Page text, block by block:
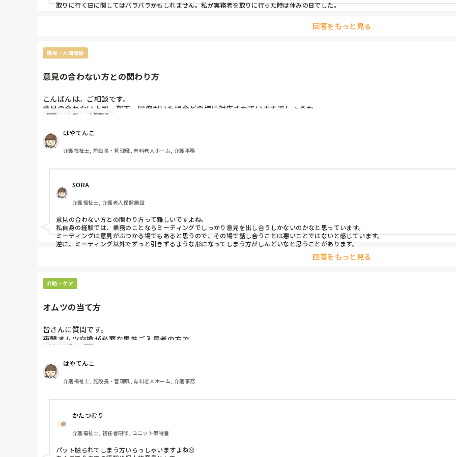
取りに行く日に関してはバラバラかもしれません。私が実務者を取りに行った時は休みの日でした。
回答をもっと見る
職場・人間関係
意見の合わない方との関わり方
こんばんは。ご相談です。
意見の合わない上司、部下、同僚がいた場合どの様に対応されていますでしょうか。
同僚 上司 人間関係
はやてんこ
介護福祉士, 施設長・管理職, 有料老人ホーム, 介護事務
SORA
介護福祉士, 介護老人保健施設
意見の合わない方との関わり方って難しいですよね。
私自身の経験では、業務のことならミーティングでしっかり意見を出し合うしかないのかなと思っています。
ミーティングは意見がぶつかる場でもあると思うので、その場で話し合うことは悪いことではないと感じています。
逆に、ミーティング以外でずっと引きずるような形になってしまう方がしんどいなと思うことがあります。
回答をもっと見る
介助・ケア
オムツの当て方
皆さんに質問です。
夜間オムツ交換が必要な男性ご入居者の方で、
②物が小さくて、パットがずれてしまう方
どの様に対応されていますでしょうか?
オムツ交換 夜勤
はやてんこ
介護福祉士, 施設長・管理職, 有料老人ホーム, 介護事務
かたつむり
介護福祉士, 初任者研修, ユニット型特養
パット触られてしまう方いらっしゃいますよね😣